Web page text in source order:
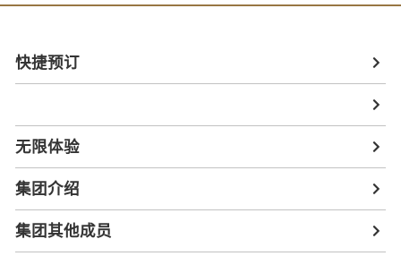
快捷预订
无限体验
集团介绍
集团其他成员